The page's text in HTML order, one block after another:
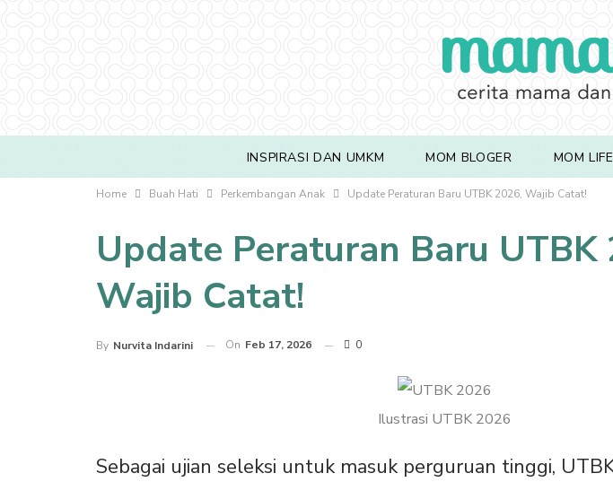
INSPIRASI DAN UMKM MOM BLOGER MOM LIFE
Home Buah Hati Perkembangan Anak Update Peraturan Baru UTBK 2026, Wajib Catat!
Update Peraturan Baru UTBK
Wajib Catat!
By Nurvita Indarini On Feb 17, 2026 0
Ilustrasi UTBK 2026
Sebagai ujian seleksi untuk masuk perguruan tinggi,